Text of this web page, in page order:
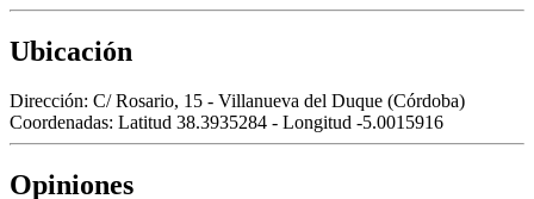
Ubicación
Dirección: C/ Rosario, 15 - Villanueva del Duque (Córdoba)
Coordenadas: Latitud 38.3935284 - Longitud -5.0015916
Opiniones